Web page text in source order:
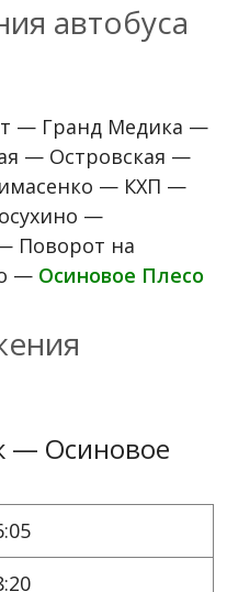
автобуса
— Гранд Медика —
— Островская —
— КХП —
—
Поворот на
— Осиновое Плесо
— Осиновое